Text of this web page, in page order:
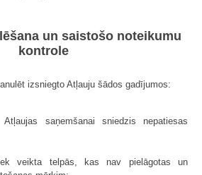
un saistošo noteikumu
kontrole
izsniegto Atļauju šādos gadījumos:
saņemšanai sniedzis nepatiesas
veikta telpās, kas nav pielāgotas un